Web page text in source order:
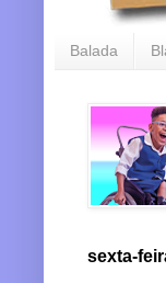
Balada
sexta-